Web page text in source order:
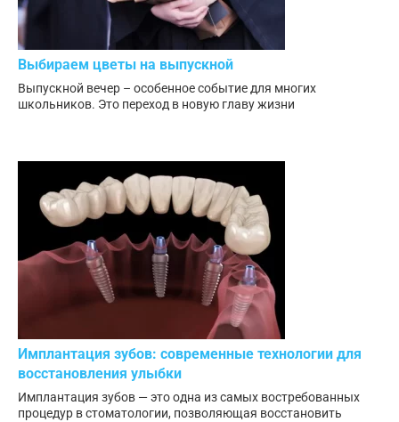
Выбираем цветы на выпускной
Выпускной вечер – особенное событие для многих
школьников. Это переход в новую главу жизни
Имплантация зубов: современные технологии для
восстановления улыбки
Имплантация зубов — это одна из самых востребованных
процедур в стоматологии, позволяющая восстановить